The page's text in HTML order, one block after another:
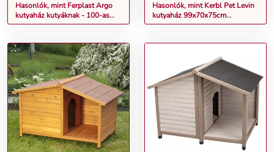
Hasonlók, mint Ferplast Argo
kutyaház kutyáknak - 100-as
méret: Sz 114,5 x M 73 x M 81
Hasonlók, mint Kerbl Pet Levin
kutyaház 99x70x75cm
kutyáknak